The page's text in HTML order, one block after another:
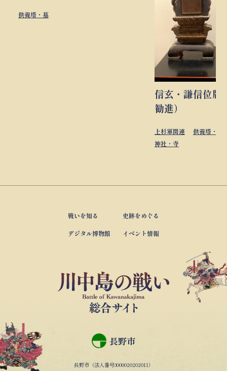
供養塔・墓
信玄・謙信位牌
勧進）
上杉軍関連
供養塔・墓
神社・寺
戦いを知る 史跡をめぐる
デジタル博物館 イベント情報
長野市
長野市（法人番号3000020202011）